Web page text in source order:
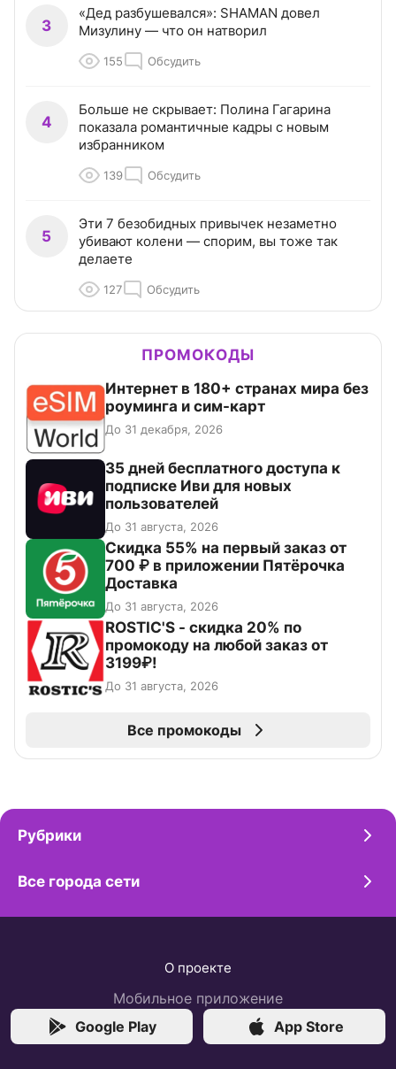
3
«Дед разбушевался»: SHAMAN довел
Мизулину — что он натворил
155 Обсудить
4
Больше не скрывает: Полина Гагарина
показала романтичные кадры с новым
избранником
139 Обсудить
5
Эти 7 безобидных привычек незаметно
убивают колени — спорим, вы тоже так
делаете
127 Обсудить
ПРОМОКОДЫ
Интернет в 180+ странах мира без
роуминга и сим-карт
До 31 декабря, 2026
35 дней бесплатного доступа к
подписке Иви для новых
пользователей
До 31 августа, 2026
Скидка 55% на первый заказ от
700 ₽ в приложении Пятёрочка
Доставка
До 31 августа, 2026
ROSTIC'S - скидка 20% по
промокоду на любой заказ от
3199₽!
До 31 августа, 2026
Все промокоды
Рубрики
Все города сети
О проекте
Мобильное приложение
Google Play
App Store